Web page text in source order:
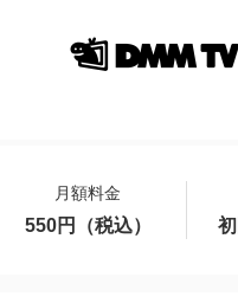
月額料金
550円（税込）